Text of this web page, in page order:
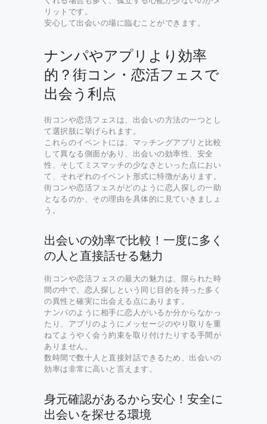
リットです。
安心して出会いの場に臨むことができます。
ナンパやアプリより効率
的？街コン・恋活フェスで
出会う利点
街コンや恋活フェスは、出会いの方法の一つとし
て選択肢に挙げられます。
これらのイベントには、マッチングアプリと比較
して異なる側面があり、出会いの効率性、安全
性、そしてミスマッチの少なさといった点におい
て、それぞれのイベント形式に特徴があります。
街コンや恋活フェスがどのように恋人探しの一助
となるのか、その理由を具体的に見ていきましょ
う。
出会いの効率で比較！一度に多く
の人と直接話せる魅力
街コンや恋活フェスの最大の魅力は、限られた時
間の中で、恋人探しという同じ目的を持った多く
の異性と確実に出会える点にあります。
ナンパのように相手に恋人がいるか分からなかっ
たり、アプリのようにメッセージのやり取りを重
ねてようやく会う約束を取り付けたりする手間が
ありません。
数時間で数十人と直接対話できるため、出会いの
効率は非常に高いと言えます。
身元確認があるから安心！安全に
出会いを探せる環境